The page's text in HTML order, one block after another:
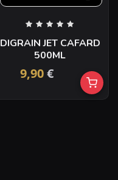
DIGRAIN JET CAFARD
500ML
9,90€